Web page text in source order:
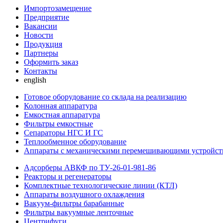
Импортозамещение
Предприятие
Вакансии
Новости
Продукция
Партнеры
Оформить заказ
Контакты
english
Готовое оборудование со склада на реализацию
Колонная аппаратура
Емкостная аппаратура
Фильтры емкостные
Сепараторы НГС И ГС
Теплообменное оборудование
Аппараты с механическими перемешивающими
Адсорберы АВКФ по ТУ-26-01-981-86
Реакторы и регенераторы
Комплектные технологические линии (КТЛ)
Аппараты воздушного охлаждения
Вакуум-фильтры барабанные
Фильтры вакуумные ленточные
Центрифуги